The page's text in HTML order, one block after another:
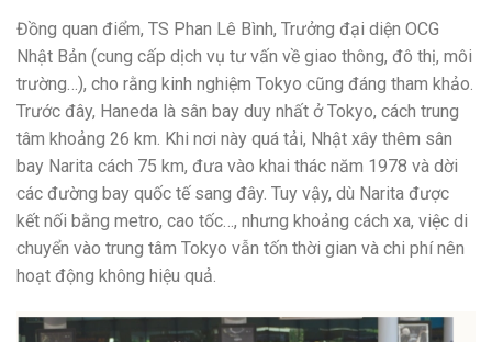
Đồng quan điểm, TS Phan Lê Bình, Trưởng đại diện OCG
Nhật Bản (cung cấp dịch vụ tư vấn về giao thông, đô thị, môi
trường…), cho rằng kinh nghiệm Tokyo cũng đáng tham khảo.
Trước đây, Haneda là sân bay duy nhất ở Tokyo, cách trung
tâm khoảng 26 km. Khi nơi này quá tải, Nhật xây thêm sân
bay Narita cách 75 km, đưa vào khai thác năm 1978 và dời
các đường bay quốc tế sang đây. Tuy vậy, dù Narita được
kết nối bằng metro, cao tốc…, nhưng khoảng cách xa, việc di
chuyển vào trung tâm Tokyo vẫn tốn thời gian và chi phí nên
hoạt động không hiệu quả.